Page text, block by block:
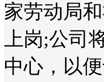
家劳动局
上岗;公司
中心，以